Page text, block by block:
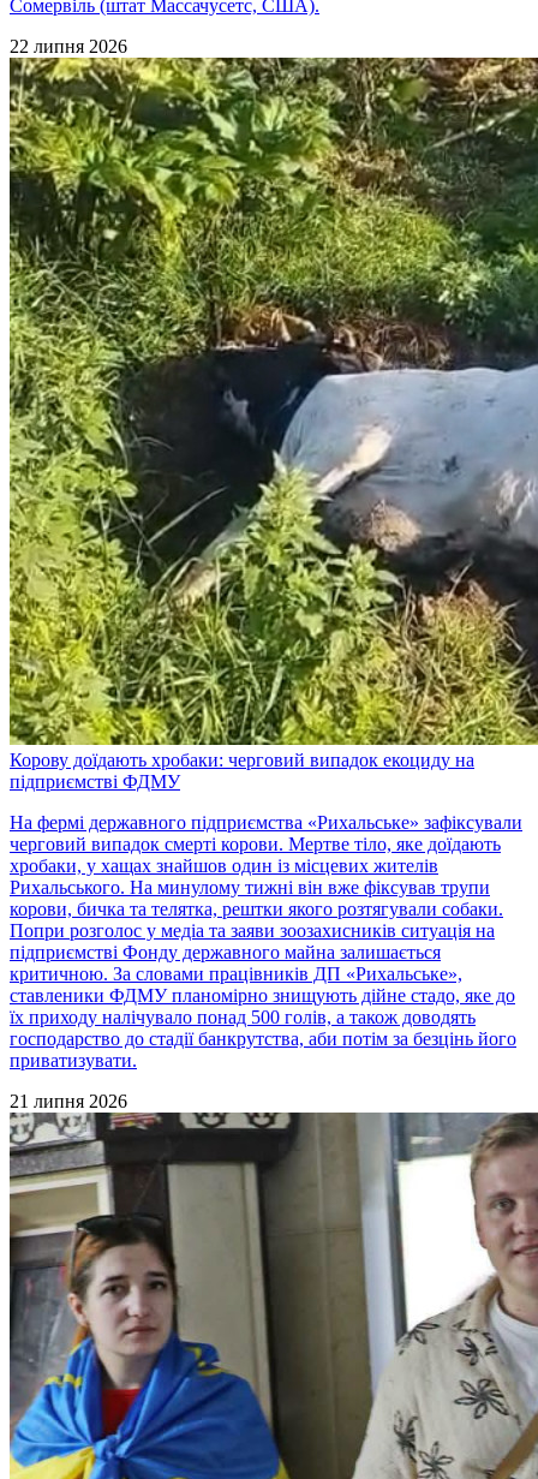
Сомервіль (штат Массачусетс, США).
22 липня 2026
Корову доїдають хробаки: черговий випадок екоциду на
підприємстві ФДМУ
На фермі державного підприємства «Рихальське» зафіксували
черговий випадок смерті корови. Мертве тіло, яке доїдають
хробаки, у хащах знайшов один із місцевих жителів
Рихальського. На минулому тижні він вже фіксував трупи
корови, бичка та телятка, рештки якого розтягували собаки.
Попри розголос у медіа та заяви зоозахисників ситуація на
підприємстві Фонду державного майна залишається
критичною. За словами працівників ДП «Рихальське»,
ставленики ФДМУ планомірно знищують дійне стадо, яке до
їх приходу налічувало понад 500 голів, а також доводять
господарство до стадії банкрутства, аби потім за безцінь його
приватизувати.
21 липня 2026